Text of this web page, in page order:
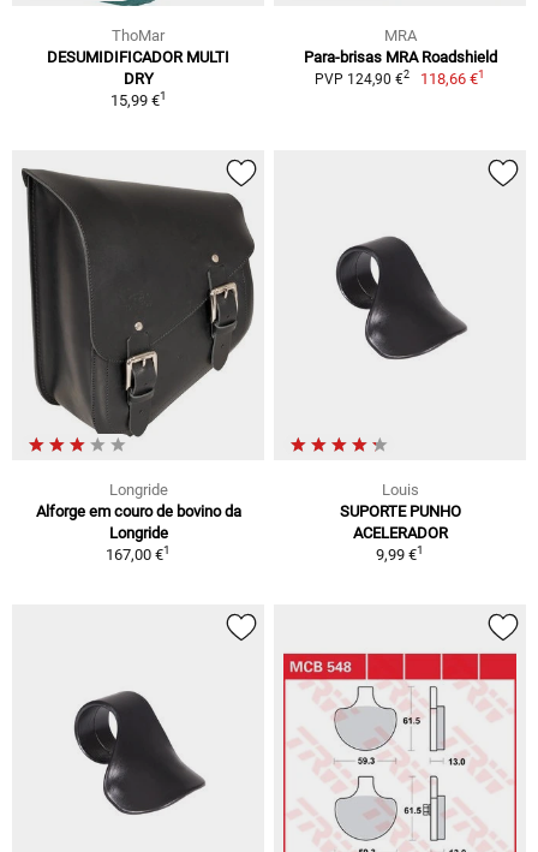
ThoMar
DESUMIDIFICADOR MULTI
DRY
15,99 €1
MRA
Para-brisas MRA Roadshield
PVP 124,90 €2 118,66 €1
Longride
Alforge em couro de bovino da
Longride
167,00 €1
Louis
SUPORTE PUNHO
ACELERADOR
9,99 €1